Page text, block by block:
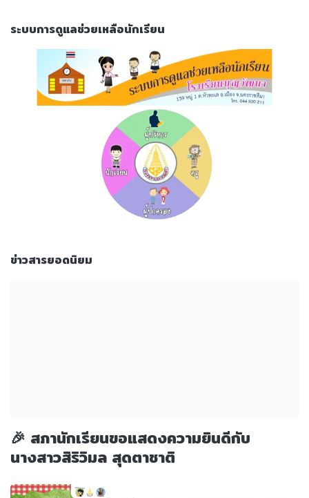
ระบบการดูแลช่วยเหลือนักเรียน
ข่าวสารยอดนิยม
🎉 สภานักเรียนขอแสดงความยินดีกับ
นางสาวสิริวิมล สุดตาชาติ